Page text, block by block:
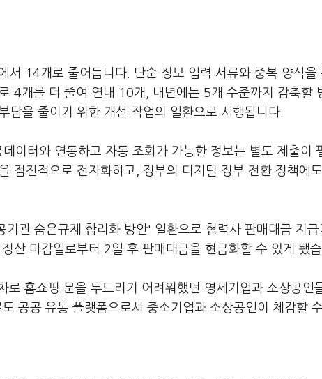
서 14개로 줄어듭니다. 단순 정보 입력 서류와 중복 양식을
4개를 더 줄여 연내 10개, 내년에는 5개 수준까지 감축할
담을 줄이기 위한 개선 작업의 일환으로 시행됩니다.
이터와 연동하고 자동 조회가 가능한 정보는 별도 제출이
점진적으로 전자화하고, 정부의 디지털 정부 전환 정책에
관 숨은규제 합리화 방안' 일환으로 협력사 판매대금 지급
산 마감일로부터 2일 후 판매대금을 현금화할 수 있게 됐습
홈쇼핑 문을 두드리기 어려워했던 영세기업과 소상공인
공공 유통 플랫폼으로서 중소기업과 소상공인이 체감할